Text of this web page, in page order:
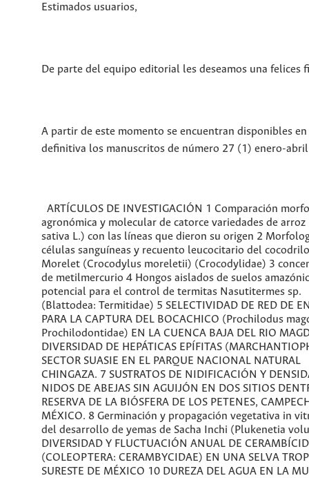
Estimados usuarios,
De parte del equipo editorial les deseamos una felices
A partir de este momento se encuentran disponibles
definitiva los manuscritos de número 27 (1) enero-
ARTÍCULOS DE INVESTIGACIÓN 1 Comparación
agronómica y molecular de catorce variedades de arroz
sativa L.) con las líneas que dieron su origen 2
células sanguíneas y recuento leucocitario del
Morelet (Crocodylus moreletii) (Crocodylidae) 3
de metilmercurio 4 Hongos aislados de suelos
potencial para el control de termitas Nasutitermes sp.
(Blattodea: Termitidae) 5 SELECTIVIDAD DE RED DE
PARA LA CAPTURA DEL BOCACHICO (Prochilodus
Prochilodontidae) EN LA CUENCA BAJA DEL RIO
DIVERSIDAD DE HEPÁTICAS EPÍFITAS
SECTOR SUASIE EN EL PARQUE NACIONAL NATURAL
CHINGAZA. 7 SUSTRATOS DE NIDIFICACIÓN Y
NIDOS DE ABEJAS SIN AGUIJÓN EN DOS SITIOS
RESERVA DE LA BIÓSFERA DE LOS PETENES,
MÉXICO. 8 Germinación y propagación vegetativa in
del desarrollo de yemas de Sacha Inchi (Plukenetia
DIVERSIDAD Y FLUCTUACIÓN ANUAL DE
(COLEOPTERA: CERAMBYCIDAE) EN UNA SELVA
SURESTE DE MÉXICO 10 DUREZA DEL AGUA EN LA